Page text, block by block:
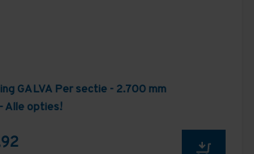
GALVA Per sectie - 2.700 mm
Alle opties!